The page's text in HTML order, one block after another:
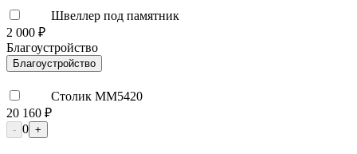
Швеллер под памятник
2 000 ₽
Благоустройство
Благоустройство
Столик ММ5420
20 160 ₽
- 0 +